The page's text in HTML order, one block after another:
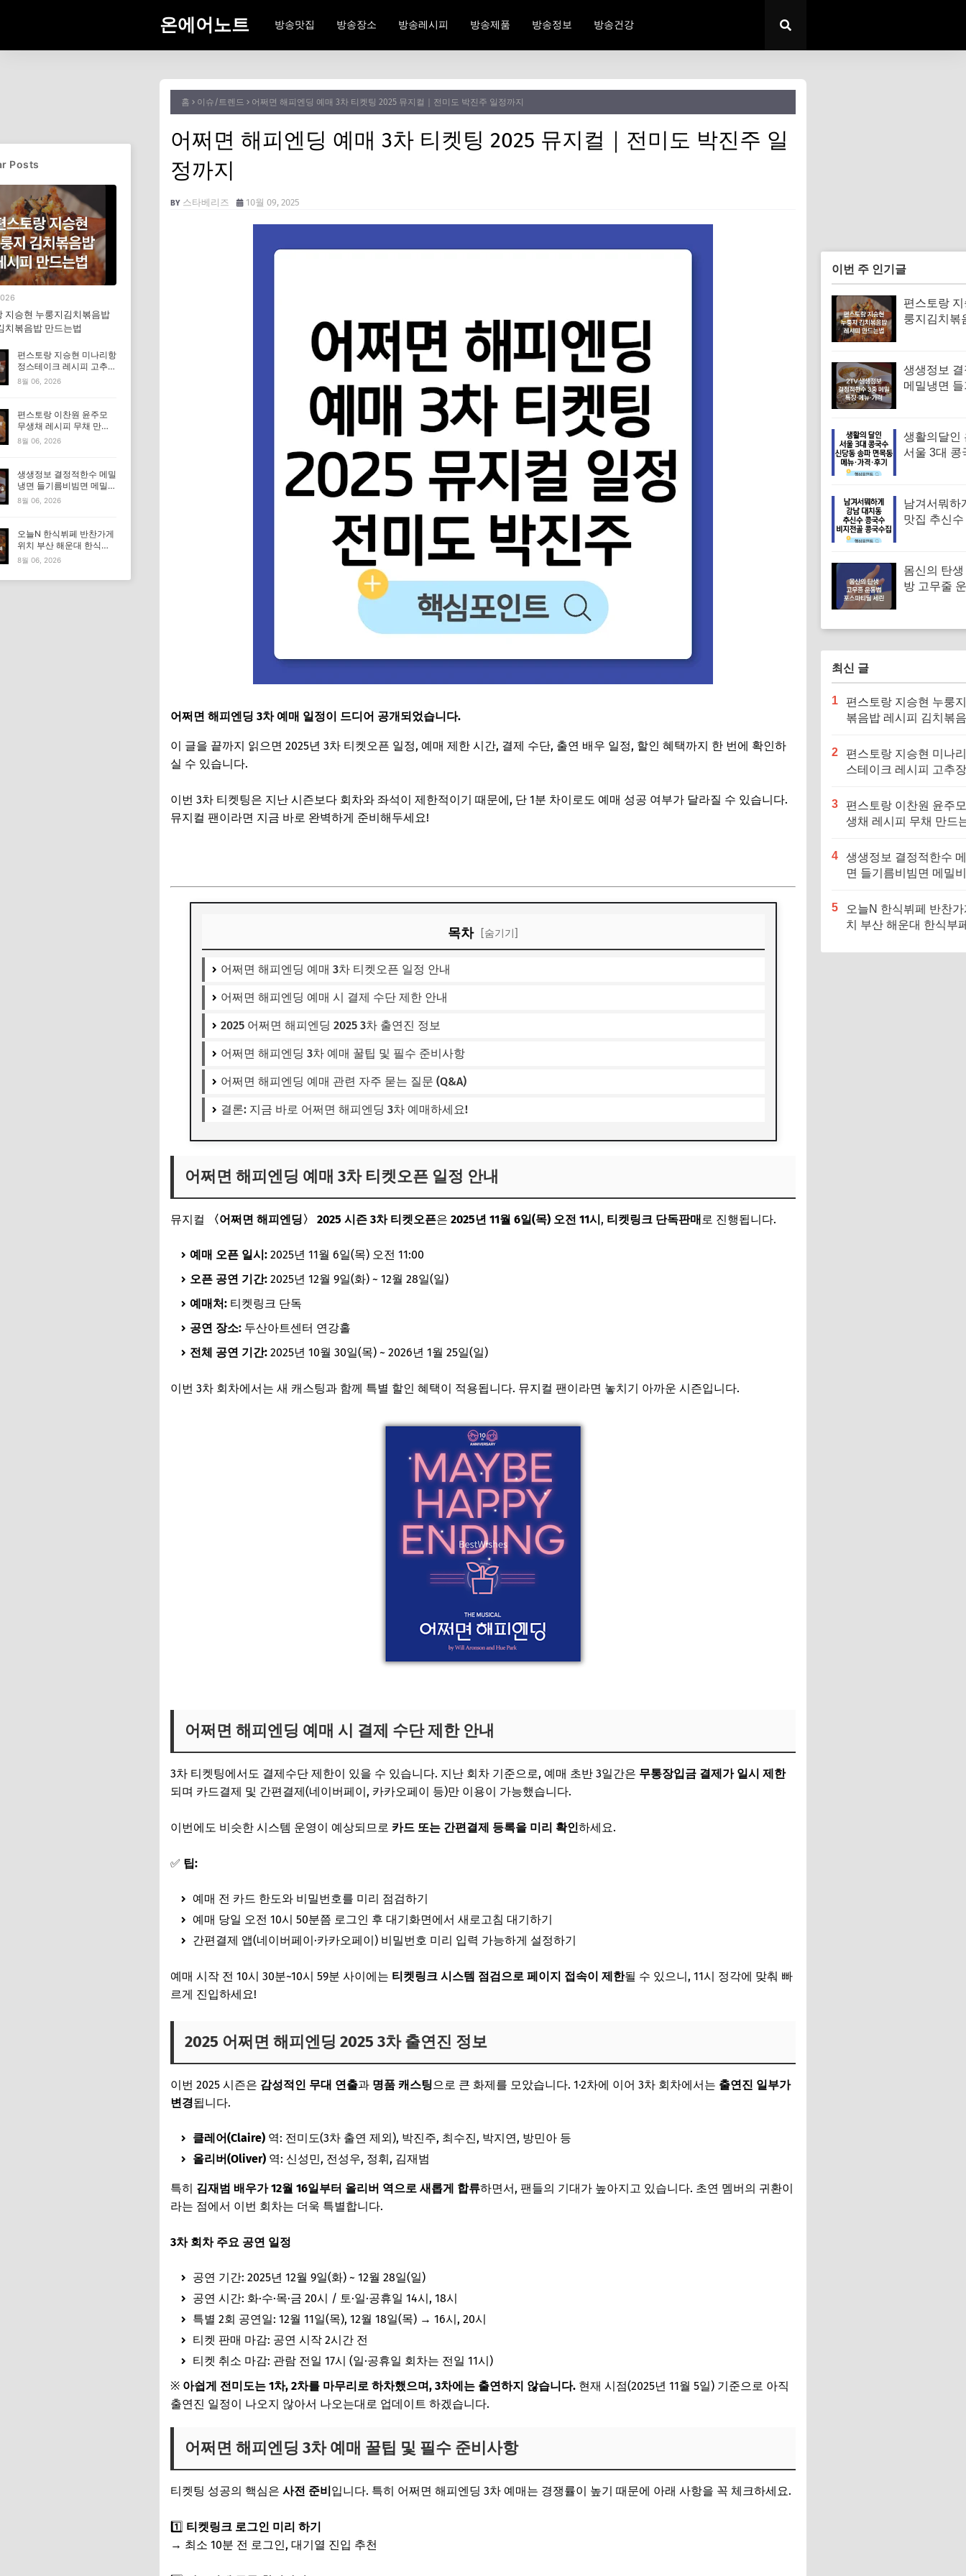
온에어노트 방송맛집 방송장소 방송레시피 방송제품 방송정보 방송건강
홈 이슈/트렌드 어쩌면 해피엔딩 예매 3차 티켓팅 2025 뮤지컬｜전미도 박진주 일정까지
어쩌면 해피엔딩 예매 3차 티켓팅 2025 뮤지컬｜전미도 박진주 일
정까지
스타베리즈 10월 09, 2025
어쩌면 해피엔딩 3차 예매 일정이 드디어 공개되었습니다.
이 글을 끝까지 읽으면 2025년 3차 티켓오픈 일정, 예매 제한 시간, 결제 수단, 출연 배우 일정, 할인 혜택까지 한 번에 확인하
실 수 있습니다.
이번 3차 티켓팅은 지난 시즌보다 회차와 좌석이 제한적이기 때문에, 단 1분 차이로도 예매 성공 여부가 달라질 수 있습니다.
뮤지컬 팬이라면 지금 바로 완벽하게 준비해두세요!
목차 [숨기기]
어쩌면 해피엔딩 예매 3차 티켓오픈 일정 안내
어쩌면 해피엔딩 예매 시 결제 수단 제한 안내
2025 어쩌면 해피엔딩 2025 3차 출연진 정보
어쩌면 해피엔딩 3차 예매 꿀팁 및 필수 준비사항
어쩌면 해피엔딩 예매 관련 자주 묻는 질문 (Q&A)
결론: 지금 바로 어쩌면 해피엔딩 3차 예매하세요!
어쩌면 해피엔딩 예매 3차 티켓오픈 일정 안내
뮤지컬 〈어쩌면 해피엔딩〉 2025 시즌 3차 티켓오픈은 2025년 11월 6일(목) 오전 11시, 티켓링크 단독판매로 진행됩니다.
예매 오픈 일시: 2025년 11월 6일(목) 오전 11:00
오픈 공연 기간: 2025년 12월 9일(화) ~ 12월 28일(일)
예매처: 티켓링크 단독
공연 장소: 두산아트센터 연강홀
전체 공연 기간: 2025년 10월 30일(목) ~ 2026년 1월 25일(일)
이번 3차 회차에서는 새 캐스팅과 함께 특별 할인 혜택이 적용됩니다. 뮤지컬 팬이라면 놓치기 아까운 시즌입니다.
어쩌면 해피엔딩 예매 시 결제 수단 제한 안내
3차 티켓팅에서도 결제수단 제한이 있을 수 있습니다. 지난 회차 기준으로, 예매 초반 3일간은 무통장입금 결제가 일시 제한
되며 카드결제 및 간편결제(네이버페이, 카카오페이 등)만 이용이 가능했습니다.
이번에도 비슷한 시스템 운영이 예상되므로 카드 또는 간편결제 등록을 미리 확인하세요.
✅ 팁:
예매 전 카드 한도와 비밀번호를 미리 점검하기
예매 당일 오전 10시 50분쯤 로그인 후 대기화면에서 새로고침 대기하기
간편결제 앱(네이버페이·카카오페이) 비밀번호 미리 입력 가능하게 설정하기
예매 시작 전 10시 30분~10시 59분 사이에는 티켓링크 시스템 점검으로 페이지 접속이 제한될 수 있으니, 11시 정각에 맞춰 빠
르게 진입하세요!
2025 어쩌면 해피엔딩 2025 3차 출연진 정보
이번 2025 시즌은 감성적인 무대 연출과 명품 캐스팅으로 큰 화제를 모았습니다. 1·2차에 이어 3차 회차에서는 출연진 일부가
변경됩니다.
클레어(Claire) 역: 전미도(3차 출연 제외), 박진주, 최수진, 박지연, 방민아 등
올리버(Oliver) 역: 신성민, 전성우, 정휘, 김재범
특히 김재범 배우가 12월 16일부터 올리버 역으로 새롭게 합류하면서, 팬들의 기대가 높아지고 있습니다. 초연 멤버의 귀환이
라는 점에서 이번 회차는 더욱 특별합니다.
3차 회차 주요 공연 일정
공연 기간: 2025년 12월 9일(화) ~ 12월 28일(일)
공연 시간: 화·수·목·금 20시 / 토·일·공휴일 14시, 18시
특별 2회 공연일: 12월 11일(목), 12월 18일(목) → 16시, 20시
티켓 판매 마감: 공연 시작 2시간 전
티켓 취소 마감: 관람 전일 17시 (일·공휴일 회차는 전일 11시)
※ 아쉽게 전미도는 1차, 2차를 마무리로 하차했으며, 3차에는 출연하지 않습니다. 현재 시점(2025년 11월 5일) 기준으로 아직
출연진 일정이 나오지 않아서 나오는대로 업데이트 하겠습니다.
어쩌면 해피엔딩 3차 예매 꿀팁 및 필수 준비사항
티켓팅 성공의 핵심은 사전 준비입니다. 특히 어쩌면 해피엔딩 3차 예매는 경쟁률이 높기 때문에 아래 사항을 꼭 체크하세요.
1️⃣ 티켓링크 로그인 미리 하기
→ 최소 10분 전 로그인, 대기열 진입 추천
이번 주 인기글
편스토랑
룽지김치볶
생생정보
메밀냉면
격
생활의달인
서울 3대 콩
메뉴·가격·
남겨서뭐하
맛집 추신
몸신의 탄
방 고무줄
최신 글
1
편스토랑 지승현 누룽
볶음밥 레시피 김치볶
2
편스토랑 지승현 미나
스테이크 레시피 고추
3
편스토랑 이찬원 윤주
생채 레시피 무채 만드
4
생생정보 결정적한수
면 들기름비빔면 메밀
5
오늘N 한식뷔페 반찬
치 부산 해운대 한식부
장인)
Posts
지승현 누룽지김치볶음밥
치볶음밥 만드는법
편스토랑 지승현 미나리항
정스테이크 레시피 고추장
마요소스 만드는법
8월 06, 2026
편스토랑 이찬원 윤주모
무생채 레시피 무채 만드
는법
8월 06, 2026
생생정보 결정적한수 메밀
냉면 들기름비빔면 메밀비
빔면 메밀면 맛집 특징·메
8월 06, 2026
오늘N 한식뷔페 반찬가게
위치 부산 해운대 한식부
페 특징·메뉴·가격 (우리동
8월 06, 2026